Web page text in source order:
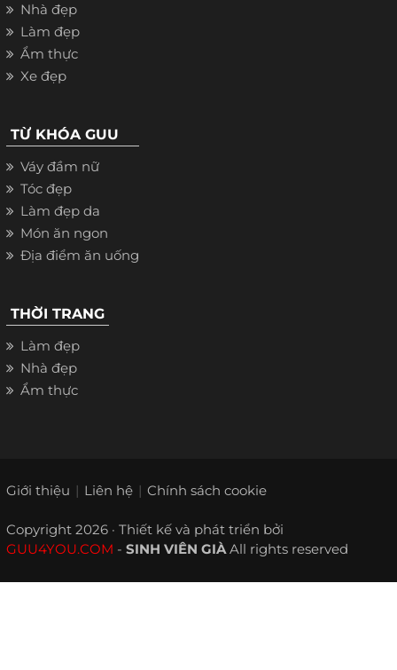
Nhà đẹp
Làm đẹp
Ẩm thực
Xe đẹp
TỪ KHÓA GUU
Váy đầm nữ
Tóc đẹp
Làm đẹp da
Món ăn ngon
Địa điểm ăn uống
THỜI TRANG
Làm đẹp
Nhà đẹp
Ẩm thực
Giới thiệu Liên hệ Chính sách cookie
Copyright 2026 · Thiết kế và phát triển bởi
GUU4YOU.COM - SINH VIÊN GIÀAll rights reserved